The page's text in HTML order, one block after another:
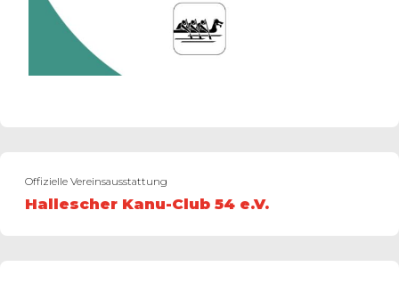
Offizielle Vereinsausstattung
Hallescher Kanu-Club 54 e.V.